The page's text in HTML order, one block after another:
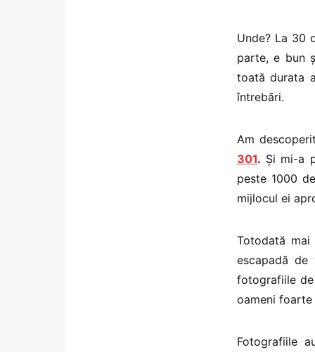
Unde? La 30
parte, e bun
toată durata
întrebări.
Am
301. Și mi-a
peste 1000
mijlocul ei
Totodată
escapadă
fotografiile de
oameni foarte
Fotografiile